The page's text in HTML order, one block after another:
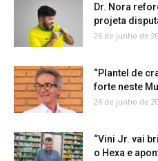
Dr. Nora
projeta
26 de junho de
“Plantel de
forte neste
26 de junho de
“Vini Jr. vai
o Hexa e